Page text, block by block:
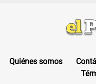
Quiénes somos